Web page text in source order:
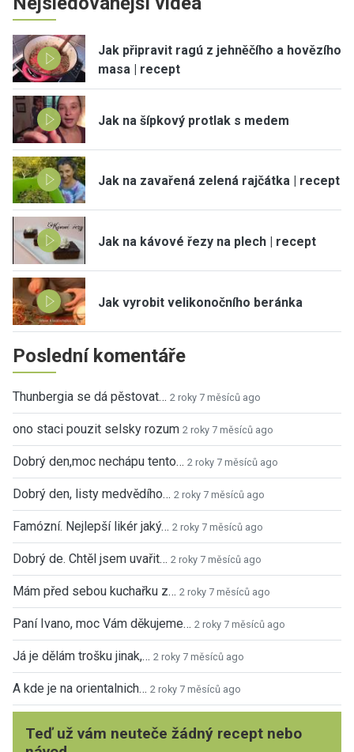
Jak připravit ragú z jehněčího a hovězího
masa | recept
Jak na šípkový protlak s medem
Jak na zavařená zelená rajčátka | recept
Jak na kávové řezy na plech | recept
Jak vyrobit velikonočního beránka
Poslední komentáře
Thunbergia se dá pěstovat… 2 roky 7 měsíců ago
ono staci pouzit selsky rozum 2 roky 7 měsíců ago
Dobrý den,moc nechápu tento… 2 roky 7 měsíců ago
Dobrý den, listy medvědího… 2 roky 7 měsíců ago
Famózní. Nejlepší likér jaký… 2 roky 7 měsíců ago
Dobrý de. Chtěl jsem uvařit… 2 roky 7 měsíců ago
Mám před sebou kuchařku z… 2 roky 7 měsíců ago
Paní Ivano, moc Vám děkujeme… 2 roky 7 měsíců ago
Já je dělám trošku jinak,… 2 roky 7 měsíců ago
A kde je na orientalnich… 2 roky 7 měsíců ago
Teď už vám neuteče žádný recept nebo